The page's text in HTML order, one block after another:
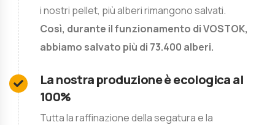
i nostri pellet, più alberi rimangono salvati.
Così, durante il funzionamento di VOSTOK,
abbiamo salvato più di 73.400 alberi.
La nostra produzione è ecologica al
100%
Tutta la raffinazione della segatura e la